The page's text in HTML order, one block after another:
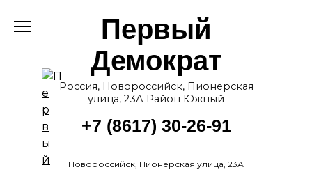
Первый
Демократ
Россия, Новороссийск, Пионерская
улица, 23А Район Южный
+7 (8617) 30-26-91
Новороссийск, Пионерская улица, 23А